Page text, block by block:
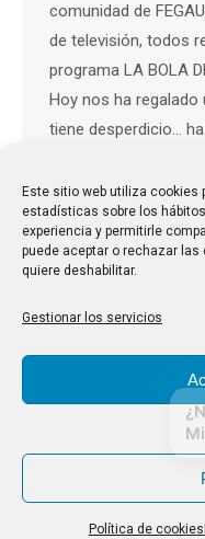
Este sitio web utiliza cookies
estadísticas sobre los
experiencia y permitirle
puede aceptar o rechazar
quiere deshabilitar.
Gestionar los servicios
Política de cookies
comunidad de
de televisión, todos
programa LA BOLA
Hoy nos ha
tiene desperdicio…
entiende por
mayores…